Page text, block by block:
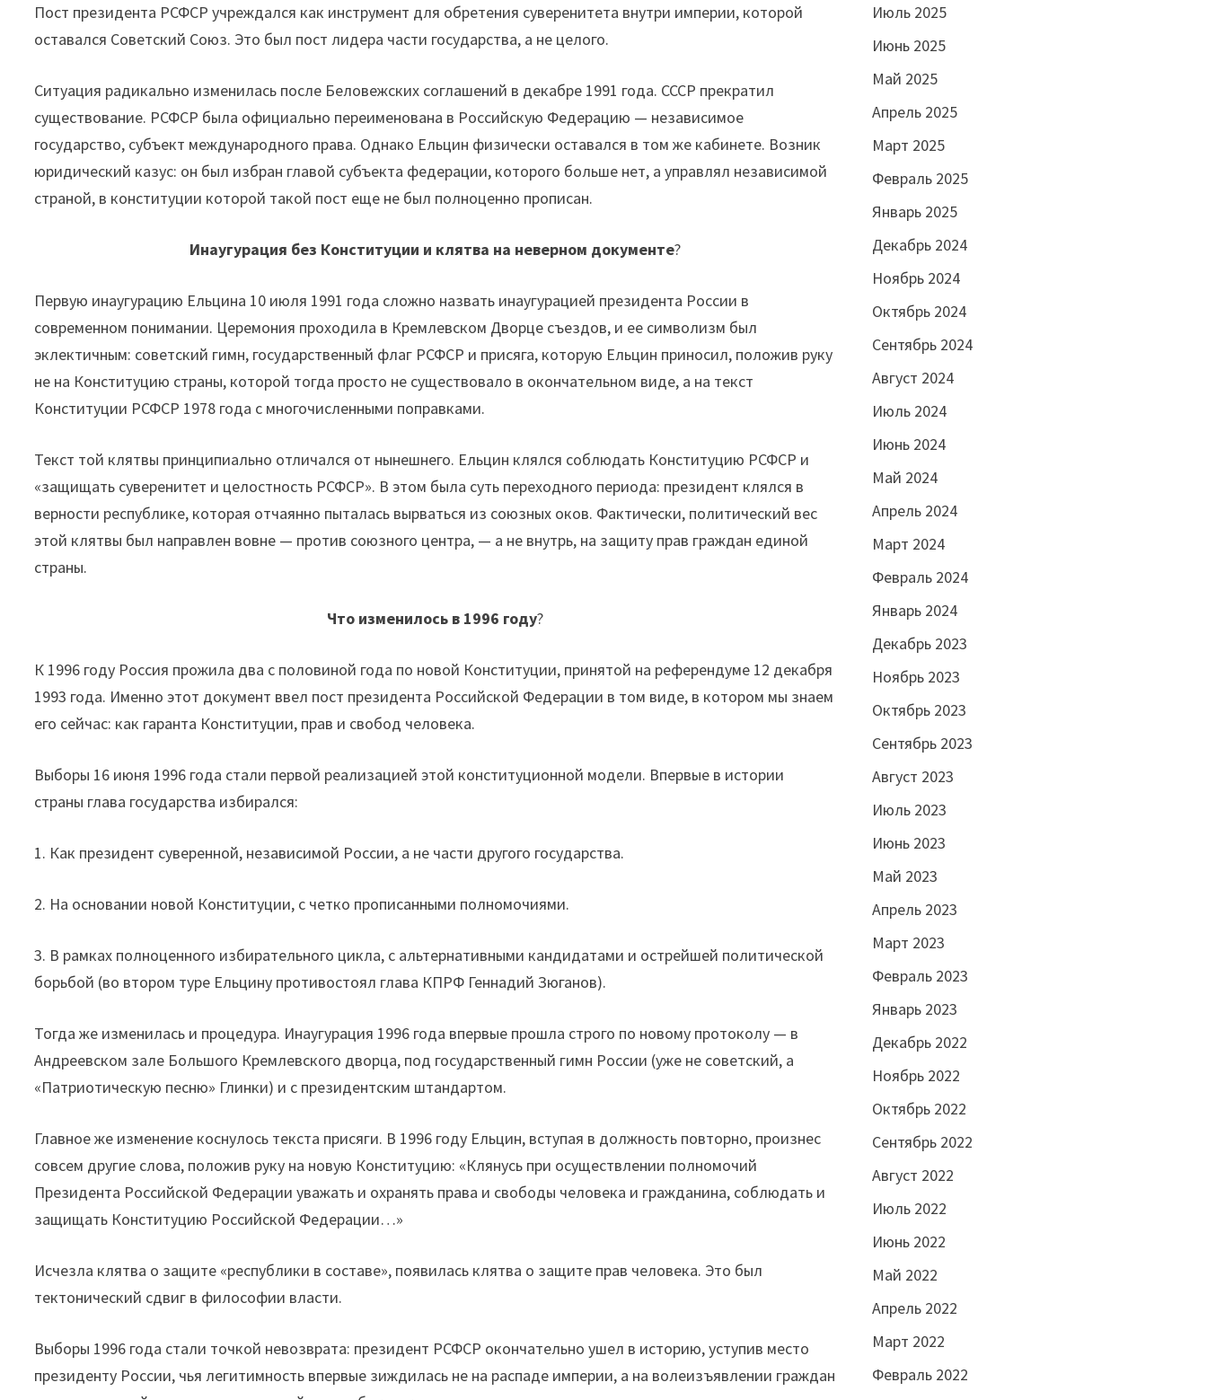
Пост президента РСФСР учреждался как инструмент для обретения суверенитета внутри империи, которой
оставался Советский Союз. Это был пост лидера части государства, а не целого.
Ситуация радикально изменилась после Беловежских соглашений в декабре 1991 года. СССР прекратил
существование. РСФСР была официально переименована в Российскую Федерацию — независимое
государство, субъект международного права. Однако Ельцин физически оставался в том же кабинете. Возник
юридический казус: он был избран главой субъекта федерации, которого больше нет, а управлял независимой
страной, в конституции которой такой пост еще не был полноценно прописан.
Инаугурация без Конституции и клятва на неверном документе?
Первую инаугурацию Ельцина 10 июля 1991 года сложно назвать инаугурацией президента России в
современном понимании. Церемония проходила в Кремлевском Дворце съездов, и ее символизм был
эклектичным: советский гимн, государственный флаг РСФСР и присяга, которую Ельцин приносил, положив руку
не на Конституцию страны, которой тогда просто не существовало в окончательном виде, а на текст
Конституции РСФСР 1978 года с многочисленными поправками.
Текст той клятвы принципиально отличался от нынешнего. Ельцин клялся соблюдать Конституцию РСФСР и
«защищать суверенитет и целостность РСФСР». В этом была суть переходного периода: президент клялся в
верности республике, которая отчаянно пыталась вырваться из союзных оков. Фактически, политический вес
этой клятвы был направлен вовне — против союзного центра, — а не внутрь, на защиту прав граждан единой
страны.
Что изменилось в 1996 году?
К 1996 году Россия прожила два с половиной года по новой Конституции, принятой на референдуме 12 декабря
1993 года. Именно этот документ ввел пост президента Российской Федерации в том виде, в котором мы знаем
его сейчас: как гаранта Конституции, прав и свобод человека.
Выборы 16 июня 1996 года стали первой реализацией этой конституционной модели. Впервые в истории
страны глава государства избирался:
1. Как президент суверенной, независимой России, а не части другого государства.
2. На основании новой Конституции, с четко прописанными полномочиями.
3. В рамках полноценного избирательного цикла, с альтернативными кандидатами и острейшей политической
борьбой (во втором туре Ельцину противостоял глава КПРФ Геннадий Зюганов).
Тогда же изменилась и процедура. Инаугурация 1996 года впервые прошла строго по новому протоколу — в
Андреевском зале Большого Кремлевского дворца, под государственный гимн России (уже не советский, а
«Патриотическую песню» Глинки) и с президентским штандартом.
Главное же изменение коснулось текста присяги. В 1996 году Ельцин, вступая в должность повторно, произнес
совсем другие слова, положив руку на новую Конституцию: «Клянусь при осуществлении полномочий
Президента Российской Федерации уважать и охранять права и свободы человека и гражданина, соблюдать и
защищать Конституцию Российской Федерации…»
Исчезла клятва о защите «республики в составе», появилась клятва о защите прав человека. Это был
тектонический сдвиг в философии власти.
Выборы 1996 года стали точкой невозврата: президент РСФСР окончательно ушел в историю, уступив место
президенту России, чья легитимность впервые зиждилась не на распаде империи, а на волеизъявлении граждан
Июль 2025
Июнь 2025
Май 2025
Апрель 2025
Март 2025
Февраль 2025
Январь 2025
Декабрь 2024
Ноябрь 2024
Октябрь 2024
Сентябрь 2024
Август 2024
Июль 2024
Июнь 2024
Май 2024
Апрель 2024
Март 2024
Февраль 2024
Январь 2024
Декабрь 2023
Ноябрь 2023
Октябрь 2023
Сентябрь 2023
Август 2023
Июль 2023
Июнь 2023
Май 2023
Апрель 2023
Март 2023
Февраль 2023
Январь 2023
Декабрь 2022
Ноябрь 2022
Октябрь 2022
Сентябрь 2022
Август 2022
Июль 2022
Июнь 2022
Май 2022
Апрель 2022
Март 2022
Февраль 2022